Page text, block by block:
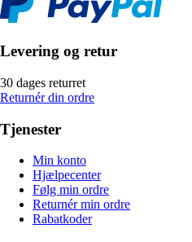
Levering og retur
30 dages returret
Returnér din ordre
Tjenester
Min konto
Hjælpecenter
Følg min ordre
Returnér min ordre
Rabatkoder